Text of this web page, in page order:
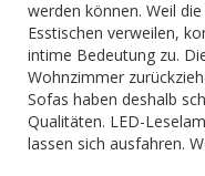
werden können. Weil
Esstischen verweilen,
intime Bedeutung zu.
Wohnzimmer
Sofas haben deshalb
Qualitäten. LED-
lassen sich ausfahren.